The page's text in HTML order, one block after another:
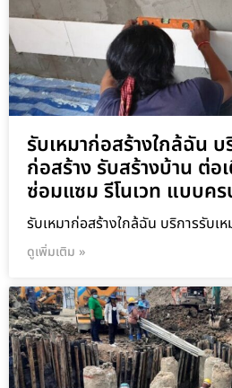
รับเหมาก่อสร้างใกล้ฉัน บ
ก่อสร้าง รับสร้างบ้าน ต่อ
ซ่อมแซม รีโนเวท แบบคร
รับเหมาก่อสร้างใกล้ฉัน บริการรับเ
ดูเพิ่มเติม »